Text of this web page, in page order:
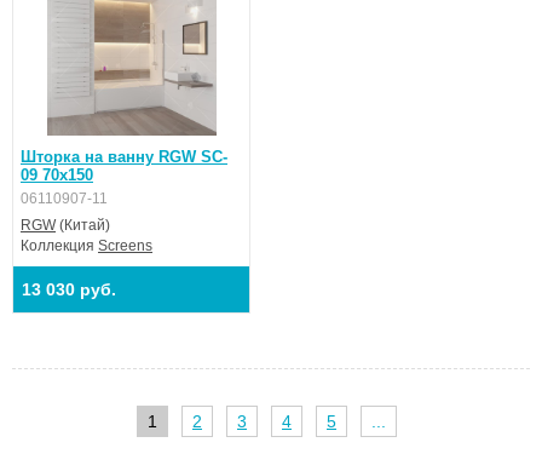
Шторка на ванну RGW SC-
09 70х150
06110907-11
RGW(Китай)
Коллекция Screens
13 030 руб.
1 2 3 4 5